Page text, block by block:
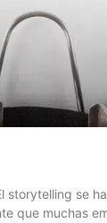
storytelling se
que muchas